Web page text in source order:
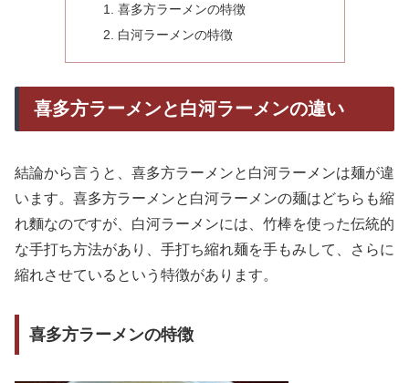
喜多方ラーメンの特徴
白河ラーメンの特徴
喜多方ラーメンと白河ラーメンの違い
結論から言うと、喜多方ラーメンと白河ラーメンは麺が違
います。喜多方ラーメンと白河ラーメンの麺はどちらも縮
れ麵なのですが、白河ラーメンには、竹棒を使った伝統的
な手打ち方法があり、手打ち縮れ麺を手もみして、さらに
縮れさせているという特徴があります。
喜多方ラーメンの特徴